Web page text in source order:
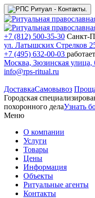
+7 (812) 500-35-30 Санкт-
ул. Латышских Стрелков
+7 (495) 632-00-03
Москва, Зюзинская улица,
info@rps-ritual.ru
ДоставкаСамовывоз
Городская
похоронного делаУзнать
Меню
О компании
Услуги
Товары
Цены
Информация
Объекты
Ритуальные агенты
Контакты